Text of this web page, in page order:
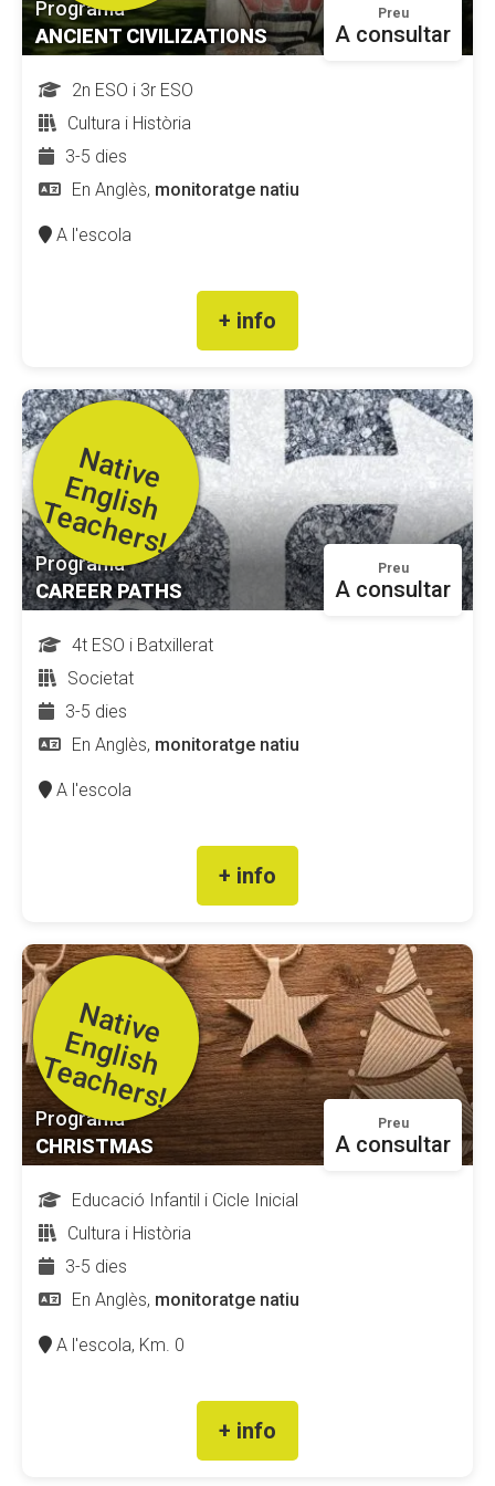
Programa
ANCIENT CIVILIZATIONS
Preu
A consultar
2n ESO i 3r ESO
Cultura i Història
3-5 dies
En Anglès, monitoratge natiu
A l'escola
+ info
N
a
t
iv
e
E
n
g
lis
h
T
e
a
c
h
e
r
s
!
Programa
CAREER PATHS
Preu
A consultar
4t ESO i Batxillerat
Societat
3-5 dies
En Anglès, monitoratge natiu
A l'escola
+ info
N
a
t
iv
e
E
n
g
lis
h
T
e
a
c
h
e
r
s
!
Programa
CHRISTMAS
Preu
A consultar
Educació Infantil i Cicle Inicial
Cultura i Història
3-5 dies
En Anglès, monitoratge natiu
A l'escola, Km. 0
+ info